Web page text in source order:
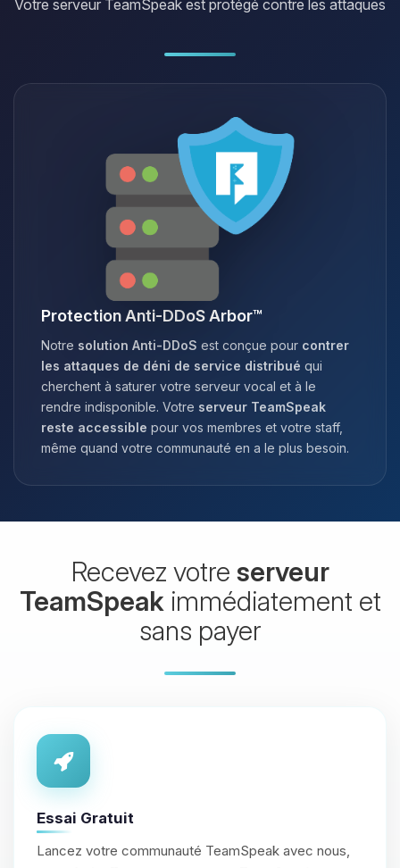
Votre serveur TeamSpeak est protégé contre les attaques
Protection Anti-DDoS Arbor™
Notre solution Anti-DDoS est conçue pour contrer
les attaques de déni de service distribué qui
cherchent à saturer votre serveur vocal et à le
rendre indisponible. Votre serveur TeamSpeak
reste accessible pour vos membres et votre staff,
même quand votre communauté en a le plus besoin.
Recevez votre serveur
TeamSpeak immédiatement et
sans payer
Essai Gratuit
Lancez votre communauté TeamSpeak avec nous,